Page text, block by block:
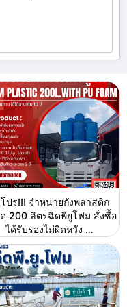
ปร!!! จำหน่ายถังพลาสติก
200 ลิตรฉีดพียูโฟม สั่งซื้อ
ได้รับรองไม่ผิดหวัง …